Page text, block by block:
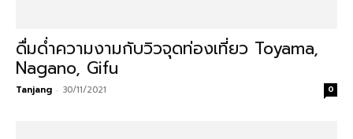
ดื่มด่ำความงามกับวิวจุดท่องเที่ยว Toyama,
Nagano, Gifu
Tanjang - 30/11/2021 0